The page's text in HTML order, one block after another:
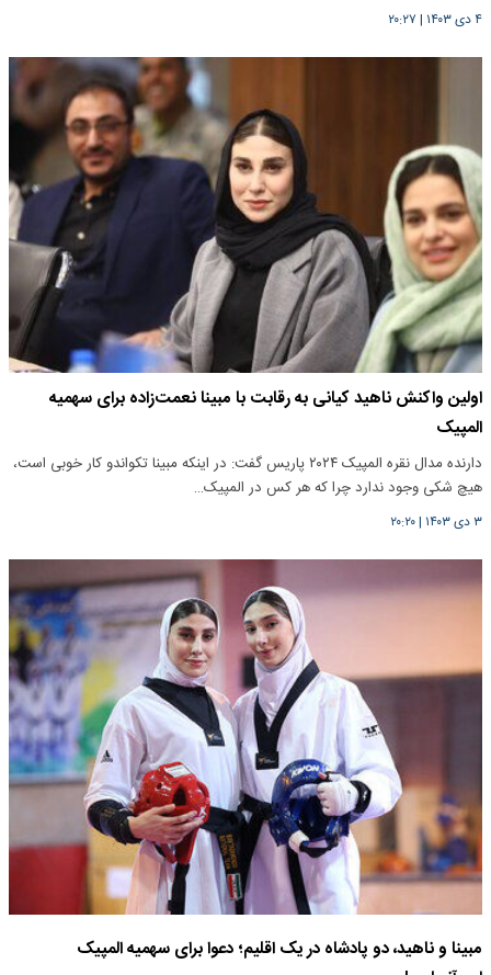
۴ دی ۱۴۰۳ | ۲۰:۲۷
اولین واکنش ناهید کیانی به رقابت با مبینا نعمت‌زاده برای سهمیه
المپیک
دارنده مدال نقره المپیک ۲۰۲۴ پاریس گفت: در اینکه مبینا تکواندو کار خوبی است،
هیچ شکی وجود ندارد چرا که هر کس در المپیک…
۳ دی ۱۴۰۳ |۲۰:۲۰
مبینا و ناهید، دو پادشاه در یک اقلیم؛ دعوا برای سهمیه المپیک